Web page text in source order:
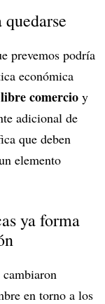
prevemos podría
económica
libre comercio y
adicional de
que deben
elemento
ya forma
en torno a los